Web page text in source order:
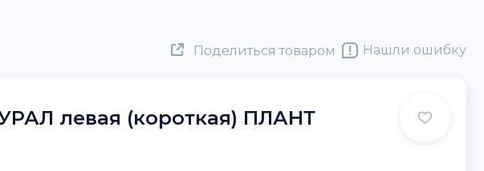
Поделиться товаром Нашли ошибку
левая (короткая) ПЛАНТ